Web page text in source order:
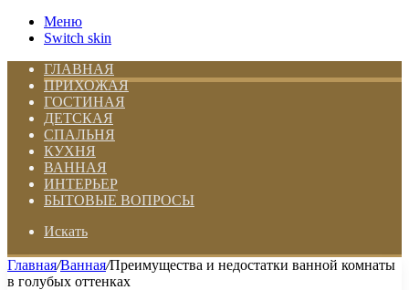
Меню
Switch skin
ГЛАВНАЯ
ПРИХОЖАЯ
ГОСТИНАЯ
ДЕТСКАЯ
СПАЛЬНЯ
КУХНЯ
ВАННАЯ
ИНТЕРЬЕР
БЫТОВЫЕ ВОПРОСЫ
Искать
Главная/Ванная/Преимущества и недостатки ванной комнаты
в голубых оттенках